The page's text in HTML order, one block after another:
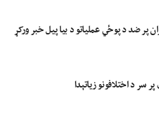
پر ضد د پوځي عملیاتو د بیا پیل خبر ورکړ
سر د اختلافونو زیاتېدا